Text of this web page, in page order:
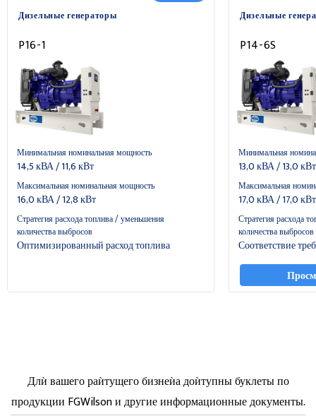
Дизельные генераторы
P16-1
Минимальная номинальная мощность
14,5 кВА / 11,6 кВт
Максимальная номинальная мощность
16,0 кВА / 12,8 кВт
Стратегия расхода топлива / уменьшения
количества выбросов
Оптимизированный расход топлива
Дизельные
P14-6S
Минимальная
13,0 кВА / 13,0 кВт
Максимальная
17,0 кВА / 17,0 кВт
Стратегия расхода
количества выбросов
Соответствие
Длѝ вашего раѝтущего бизнеѝа доѝтупны буклеты по
продукции FGWilson и другие информационные документы.